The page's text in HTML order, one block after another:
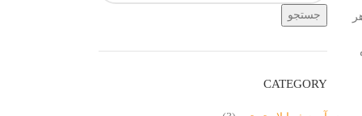
جستجو
CATEGORY